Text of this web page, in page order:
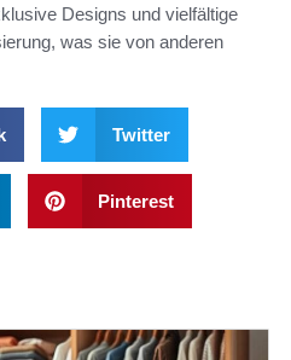
Designs und vielfältige
was sie von anderen
Twitter
Pinterest